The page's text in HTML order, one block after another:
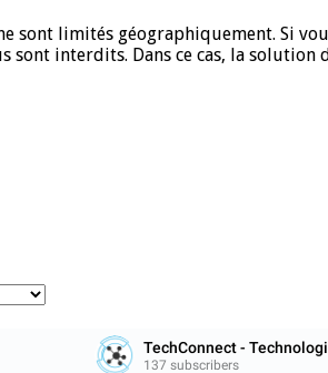
sont limités géographiquement. Si
sont interdits. Dans ce cas, la